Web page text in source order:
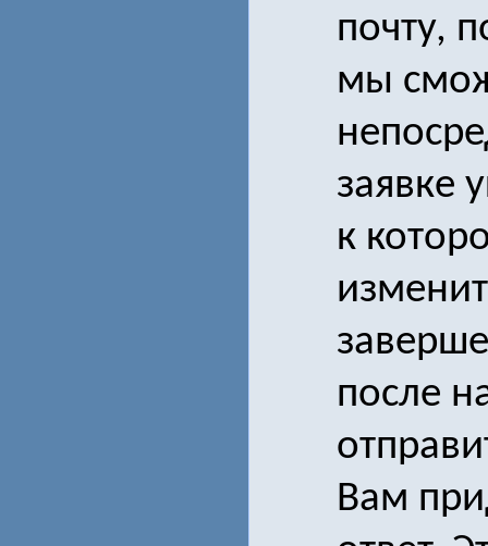
почту,
мы
заявке
к
после
Вам